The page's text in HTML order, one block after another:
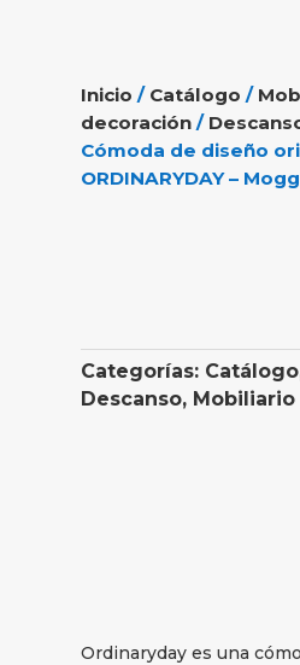
Inicio / Catálogo /
decoración /
Cómoda de diseño
ORDINARYDAY – Mogg
Categorías: Catálogo
Descanso,
Ordinaryday es una